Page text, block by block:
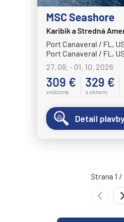
Norwegian Epic
Norwegian Escape
Norwegian Gem
Norwegian Getaway
Norwegian Jade
Norwegian Jewel
Norwegian Joy
Norwegian Luna
Norwegian Sky
Norwegian Spirit
MSC Seashore
Karibik a Stredná
Port Canaveral / FL,
Port Canaveral / FL,
27. 09. - 01. 10. 2026
309 €
vnútorná
329 €
s oknom
Detail
Strana 1 /